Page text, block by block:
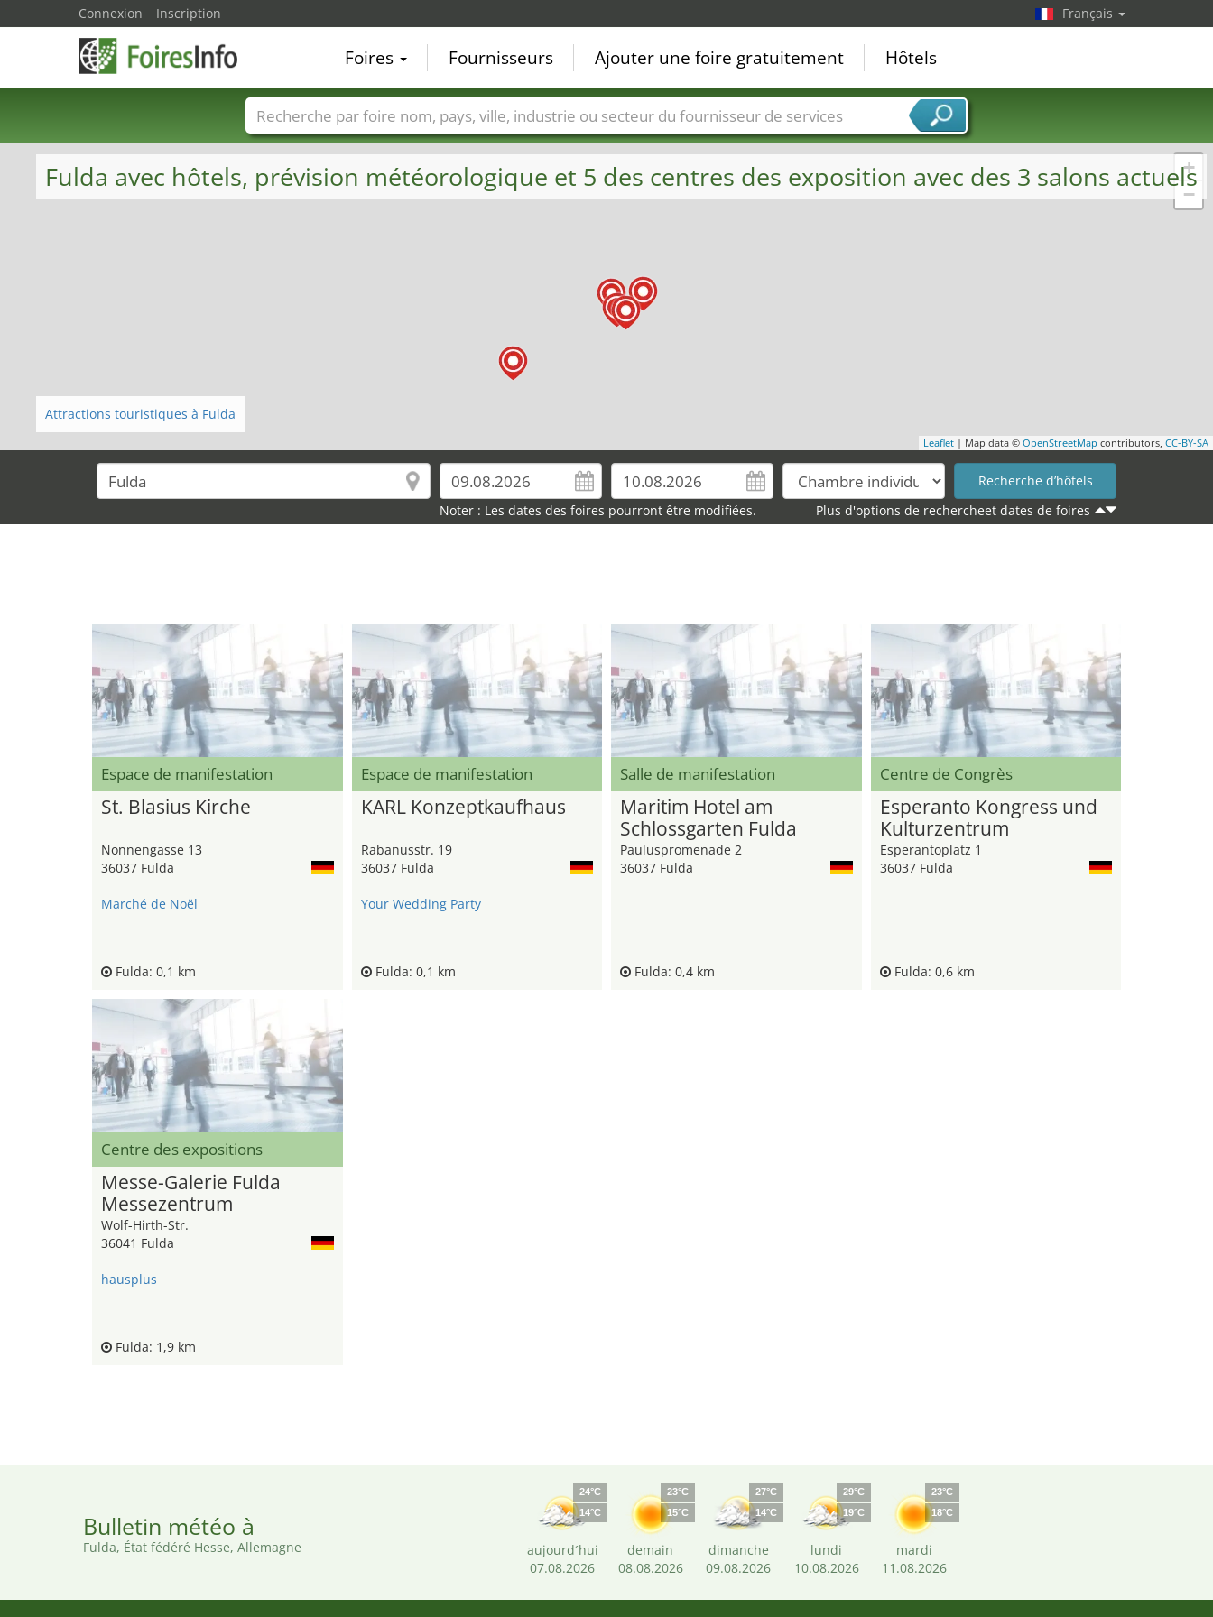
+
−
Leaflet | Map data © OpenStreetMap contributors, CC-BY-SA
Fulda avec hôtels, prévision météorologique et 5 des centres des exposition avec des 3 salons actuels
Attractions touristiques à Fulda
Noter : Les dates des foires pourront être modifiées. Plus d'options de rechercheet dates de foires
Espace de manifestation
St. Blasius Kirche
Nonnengasse 13
36037 Fulda
Marché de Noël
Fulda: 0,1 km
Espace de manifestation
KARL Konzeptkaufhaus
Rabanusstr. 19
36037 Fulda
Your Wedding Party
Fulda: 0,1 km
Salle de manifestation
Maritim Hotel am
Schlossgarten Fulda
Pauluspromenade 2
36037 Fulda
Fulda: 0,4 km
Centre de Congrès
Esperanto Kongress und
Kulturzentrum
Esperantoplatz 1
36037 Fulda
Fulda: 0,6 km
Centre des expositions
Messe-Galerie Fulda
Messezentrum
Wolf-Hirth-Str.
36041 Fulda
hausplus
Fulda: 1,9 km
Bulletin météo à
Fulda, État fédéré Hesse, Allemagne
24°C
14°C
aujourd´hui
07.08.2026
23°C
15°C
demain
08.08.2026
27°C
14°C
dimanche
09.08.2026
29°C
19°C
lundi
10.08.2026
23°C
18°C
mardi
11.08.2026
Connexion Inscription Français
Foires Fournisseurs Ajouter une foire gratuitement Hôtels
Foire noms Pays Villes Secteurs de foire Secteurs du fournisseur de services